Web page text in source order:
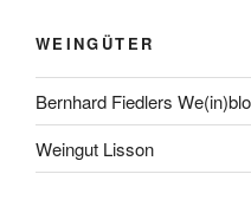
WEINGÜTER
Bernhard Fiedlers
Weingut Lisson